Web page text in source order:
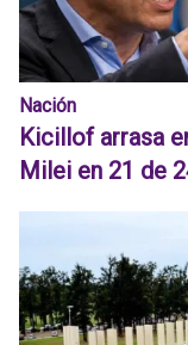
Nación
Kicillof arrasa
Milei en 21 de